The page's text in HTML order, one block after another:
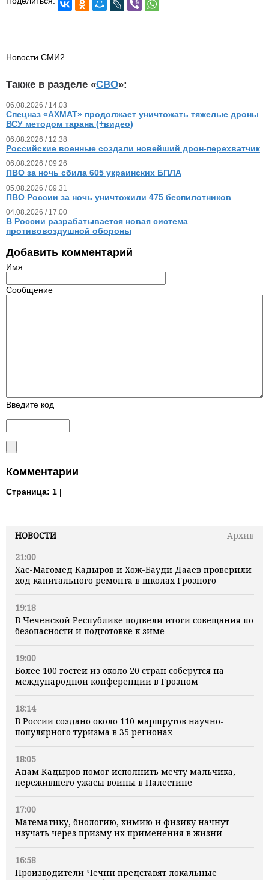
НОВОСТИ
Архив
21:00
Хас-Магомед Кадыров и Хож-Бауди Дааев проверили
ход капитального ремонта в школах Грозного
19:18
В Чеченской Республике подвели итоги совещания по
безопасности и подготовке к зиме
19:00
Более 100 гостей из около 20 стран соберутся на
международной конференции в Грозном
18:14
В России создано около 110 маршрутов научно-
популярного туризма в 35 регионах
18:05
Адам Кадыров помог исполнить мечту мальчика,
пережившего ужасы войны в Палестине
17:00
Математику, биологию, химию и физику начнут
изучать через призму их применения в жизни
16:58
Производители Чечни представят локальные
Новости СМИ2
Также в разделе «СВО»:
06.08.2026 / 14.03
Спецназ «АХМАТ» продолжает уничтожать тяжелые дроны
ВСУ методом тарана (+видео)
06.08.2026 / 12.38
Российские военные создали новейший дрон-перехватчик
06.08.2026 / 09.26
ПВО за ночь сбила 605 украинских БПЛА
05.08.2026 / 09.31
ПВО России за ночь уничтожили 475 беспилотников
04.08.2026 / 17.00
В России разрабатывается новая система
противовоздушной обороны
Добавить комментарий
Имя
Сообщение
Введите код
Комментарии
Страница: 1 |